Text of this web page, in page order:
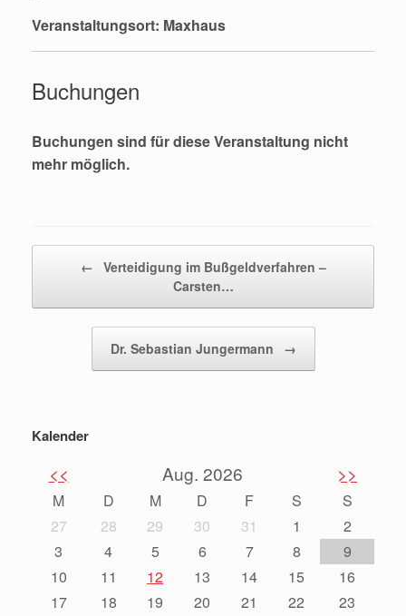
Veranstaltungsort: Maxhaus
Buchungen
Buchungen sind für diese Veranstaltung nicht
mehr möglich.
← Verteidigung im Bußgeldverfahren –
Carsten…
Dr. Sebastian Jungermann →
Kalender
<< Aug. 2026 >>
M D M D F S
S
27
28 29 30 31 1
2
3
4 5 6 7 8
9
10
11 12 13 14 15
16
17
18 19 20 21 22
23